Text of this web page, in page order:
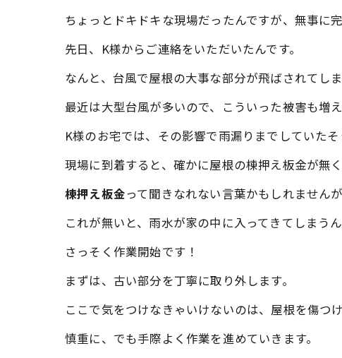
ちょっとドキドキな現場だったんですが、無事に
先日、K様からご連絡をいただいたんです。
なんと、台風で屋根の大事な部分が飛ばされてし
最近は大型台風が多いので、こういった被害も増
K様のお宅では、その影響で雨漏りまでしていた
現場に到着すると、確かに屋根の棟押え板金が無く
棟押え板金って聞きなれない言葉かもしれません
これが無いと、雨水が家の中に入ってきてしまうん
さっそく作業開始です！
まずは、古い部分を丁寧に取り外します。
ここで気をつけなきゃいけないのは、屋根を傷つけ
慎重に、でも手際よく作業を進めていきます。